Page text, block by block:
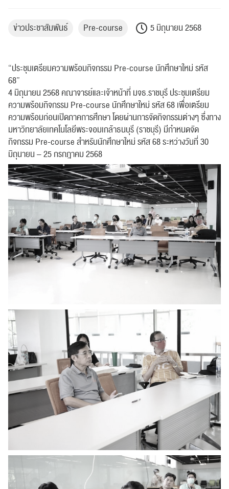
ข่าวประชาสัมพันธ์ Pre-course 5 มิถุนายน 2568
“ประชุมเตรียมความพร้อมกิจกรรม Pre-course นักศึกษาใหม่ รหัส
68”
4 มิถุนายน 2568 คณาจารย์และเจ้าหน้าที่ มจธ.ราชบุรี ประชุมเตรียม
ความพร้อมกิจกรรม Pre-course นักศึกษาใหม่ รหัส 68 เพื่อเตรียม
ความพร้อมก่อนเปิดภาคการศึกษา โดยผ่านการจัดกิจกรรมต่างๆ ซึ่งทาง
มหาวิทยาลัยเทคโนโลยีพระจอมเกล้าธนบุรี (ราชบุรี) มีกำหนดจัด
กิจกรรม Pre-course สำหรับนักศึกษาใหม่ รหัส 68 ระหว่างวันที่ 30
มิถุนายน – 25 กรกฎาคม 2568